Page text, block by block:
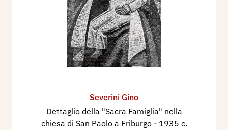
Severini Gino
Dettaglio della "Sacra Famiglia" nella
chiesa di San Paolo a Friburgo - 1935 c.